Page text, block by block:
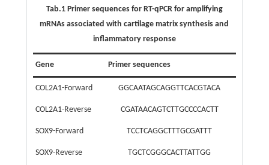
Tab.1 Primer sequences for RT-qPCR for amplifying
mRNAs associated with cartilage matrix synthesis and
inflammatory response
Gene Primer sequences
COL2A1-Forward GGCAATAGCAGGTTCACGTACA
COL2A1-Reverse CGATAACAGTCTTGCCCCACTT
SOX9-Forward TCCTCAGGCTTTGCGATTT
SOX9-Reverse TGCTCGGGCACTTATTGG